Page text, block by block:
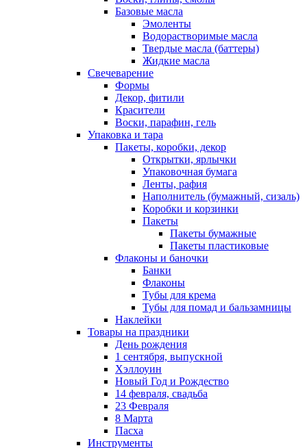
Базовые масла
Эмоленты
Водорастворимые масла
Твердые масла (баттеры)
Жидкие масла
Свечеварение
Формы
Декор, фитили
Красители
Воски, парафин, гель
Упаковка и тара
Пакеты, коробки, декор
Открытки, ярлычки
Упаковочная бумага
Ленты, рафия
Наполнитель (бумажный, сизаль)
Коробки и корзинки
Пакеты
Пакеты бумажные
Пакеты пластиковые
Флаконы и баночки
Банки
Флаконы
Тубы для крема
Тубы для помад и бальзамницы
Наклейки
Товары на праздники
День рождения
1 сентября, выпускной
Хэллоуин
Новый Год и Рождество
14 февраля, свадьба
23 Февраля
8 Марта
Пасха
Инструменты